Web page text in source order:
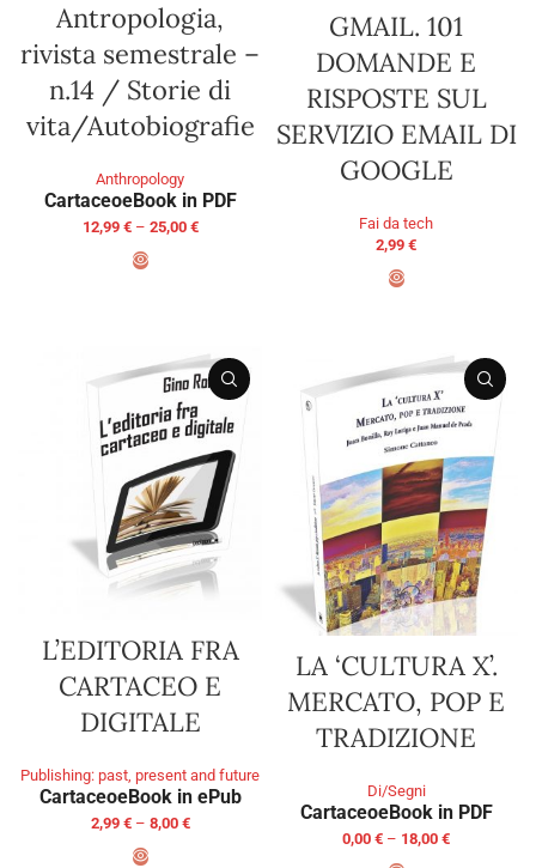
Antropologia,
rivista semestrale –
n.14 / Storie di
vita/Autobiografie
Anthropology
CartaceoeBook in PDF
12,99 € – 25,00 €
GMAIL. 101
DOMANDE E
RISPOSTE SUL
SERVIZIO EMAIL DI
GOOGLE
Fai da tech
2,99 €
L’EDITORIA FRA
CARTACEO E
DIGITALE
Publishing: past, present and future
CartaceoeBook in ePub
2,99 € – 8,00 €
LA ‘CULTURA X’.
MERCATO, POP E
TRADIZIONE
Di/Segni
CartaceoeBook in PDF
0,00 € – 18,00 €